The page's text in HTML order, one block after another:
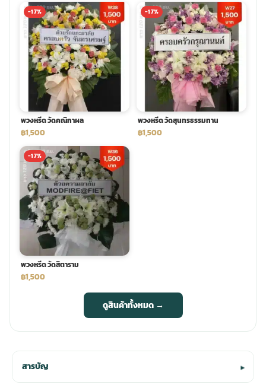
-17%
พวงหรีด วัดคณิกาผล
฿1,500
-17%
พวงหรีด วัดสุนทรธรรมทาน
฿1,500
-17%
พวงหรีด วัดสิตาราม
฿1,500
ดูสินค้าทั้งหมด →
สารบัญ ▾